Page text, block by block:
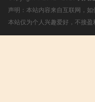
声明：本站内容来自互联网，
本站仅为个人兴趣爱好，不接